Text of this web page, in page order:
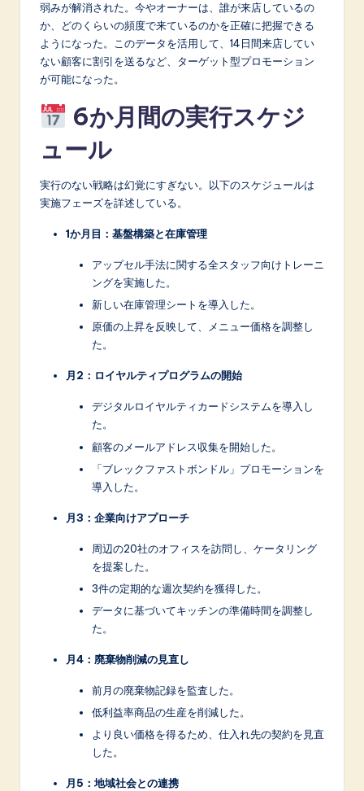
弱みが解消された。今やオーナーは、誰が来店しているの
か、どのくらいの頻度で来ているのかを正確に把握できる
ようになった。このデータを活用して、14日間来店してい
ない顧客に割引を送るなど、ターゲット型プロモーション
が可能になった。
6か月間の実行スケジ
ュール
実行のない戦略は幻覚にすぎない。以下のスケジュールは
実施フェーズを詳述している。
1か月目：基盤構築と在庫管理
アップセル手法に関する全スタッフ向けトレーニ
ングを実施した。
新しい在庫管理シートを導入した。
原価の上昇を反映して、メニュー価格を調整し
た。
月2：ロイヤルティプログラムの開始
デジタルロイヤルティカードシステムを導入し
た。
顧客のメールアドレス収集を開始した。
「ブレックファストボンドル」プロモーションを
導入した。
月3：企業向けアプローチ
周辺の20社のオフィスを訪問し、ケータリング
を提案した。
3件の定期的な週次契約を獲得した。
データに基づいてキッチンの準備時間を調整し
た。
月4：廃棄物削減の見直し
前月の廃棄物記録を監査した。
低利益率商品の生産を削減した。
より良い価格を得るため、仕入れ先の契約を見直
した。
月5：地域社会との連携